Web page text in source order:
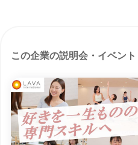
この企業の説明会・イベント